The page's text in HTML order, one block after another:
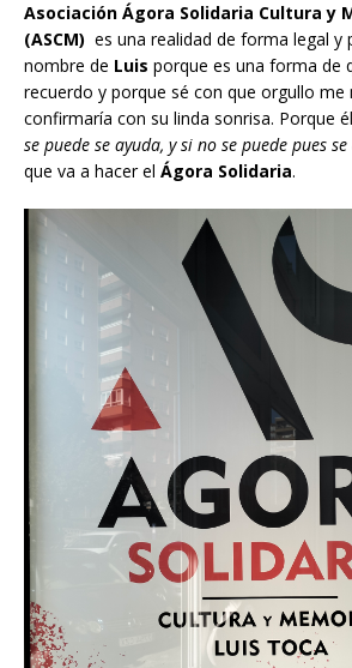
Asociación Ágora Solidaria Cultura y
(ASCM) es una realidad de forma legal y
nombre de Luis porque es una forma de
recuerdo y porque sé con que orgullo me
confirmaría con su linda sonrisa. Porque
se puede se ayuda, y si no se puede pues
que va a hacer el Ágora Solidaria.